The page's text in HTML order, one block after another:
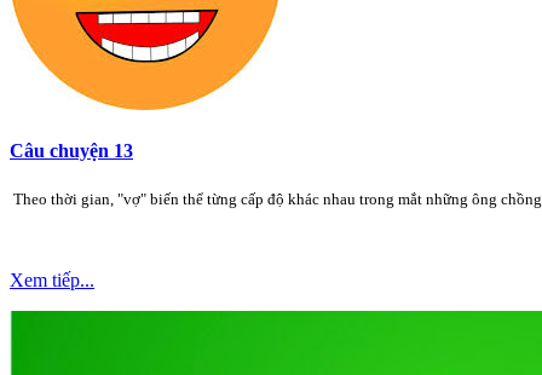
Câu chuyện 13
Theo thời gian, "vợ" biến thể từng cấp độ khác nhau trong mắt những ông
Xem tiếp...